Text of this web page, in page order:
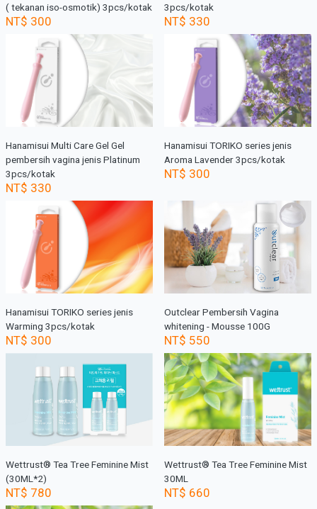
( tekanan iso-osmotik) 3pcs/kotak
NT$ 300
3pcs/kotak
NT$ 330
Hanamisui Multi Care Gel Gel
pembersih vagina jenis Platinum
3pcs/kotak
NT$ 330
Hanamisui TORIKO series jenis
Aroma Lavender 3pcs/kotak
NT$ 300
Hanamisui TORIKO series jenis
Warming 3pcs/kotak
NT$ 300
Outclear Pembersih Vagina
whitening - Mousse 100G
NT$ 550
Wettrust® Tea Tree Feminine Mist
(30ML*2)
NT$ 780
Wettrust® Tea Tree Feminine Mist
30ML
NT$ 660